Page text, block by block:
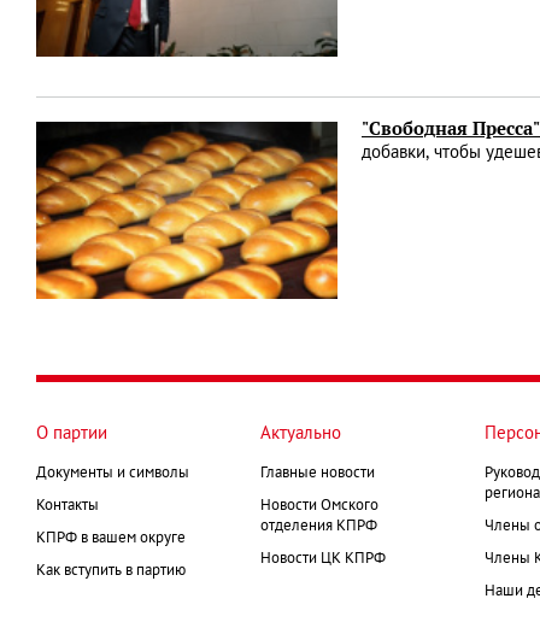
"Свободная
добавки, чтобы
О партии
Документы и символы
Контакты
КПРФ в вашем округе
Как вступить в партию
Актуально
Главные новости
Новости Омского
отделения КПРФ
Новости ЦК КПРФ
Члены
Члены
Наши